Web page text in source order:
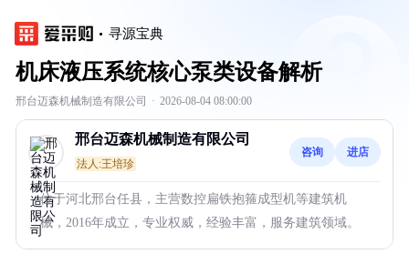
寻源宝典
机床液压系统核心泵类设备解析
邢台迈森机械制造有限公司 · 2026-08-04 08:00:00
邢台迈森机械制造有限公司
法人:王培珍
咨询 进店
位于河北邢台任县，主营数控扁铁抱箍成型机等建筑机
械，2016年成立，专业权威，经验丰富，服务建筑领域。